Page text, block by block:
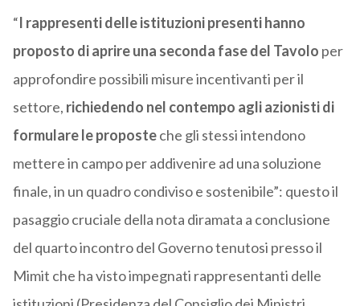
“I rappresenti delle istituzioni presenti hanno
proposto di aprire una seconda fase del Tavolo per
approfondire possibili misure incentivanti per il
settore, richiedendo nel contempo agli azionisti di
formulare le proposteche gli stessi intendono
mettere in campo per addivenire ad una soluzione
finale, in un quadro condiviso e sostenibile”: questo il
pasaggio cruciale della nota diramata a conclusione
del quarto incontro del Governo tenutosi presso il
Mimit che ha visto impegnati rappresentanti delle